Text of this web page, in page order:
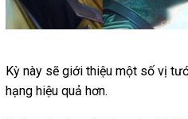
Kỳ này sẽ giới thiệu một số vị
hạng hiệu quả hơn.